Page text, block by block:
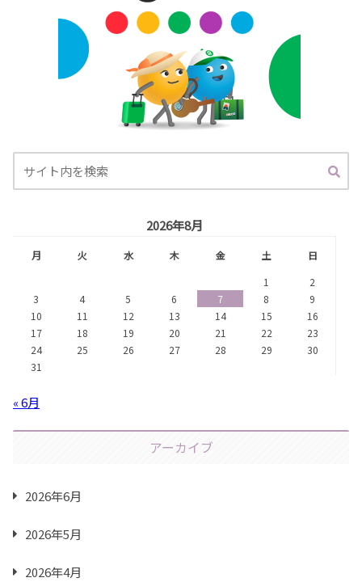
2026年8月
月 火 水 木 金 土
日
1
2
3
4 5 6 7 8
9
10
11 12 13 14 15
16
17
18 19 20 21 22
23
24
25 26 27 28 29
30
31
« 6月
アーカイブ
2026年6月
2026年5月
2026年4月